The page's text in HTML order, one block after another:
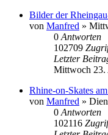
Bilder der
von Manfred »
0 Antworten
102709
Letzter
Mittwoch 23.
Rhine-on-Skates
von Manfred »
0 Antworten
102116